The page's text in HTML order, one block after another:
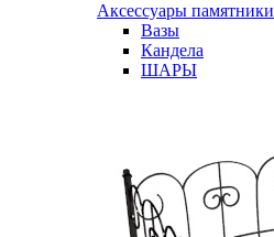
Аксессуары памятники
Вазы
Кандела
ШАРЫ